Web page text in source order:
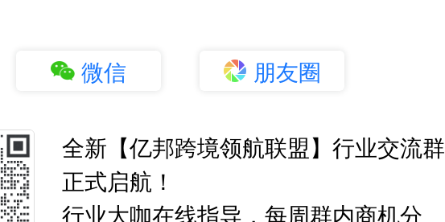
微信 朋友圈
全新【亿邦跨境领航联盟】行业交流群
正式启航！
行业大咖在线指导，每周群内商机分